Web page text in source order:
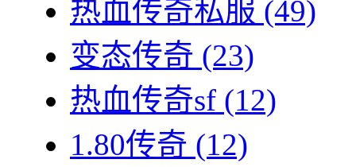
热血传奇私服 (49)
变态传奇 (23)
热血传奇sf (12)
1.80传奇 (12)